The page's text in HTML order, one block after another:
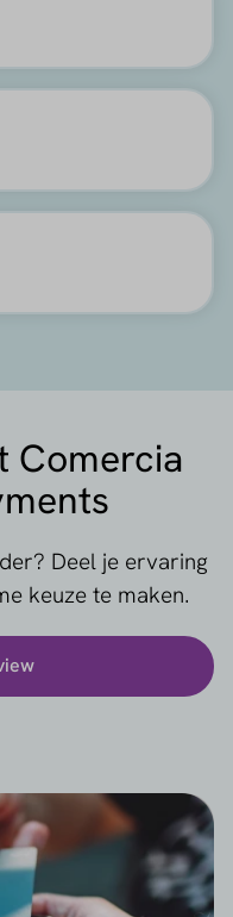
Comercia
Deel je ervaring
keuze te maken.